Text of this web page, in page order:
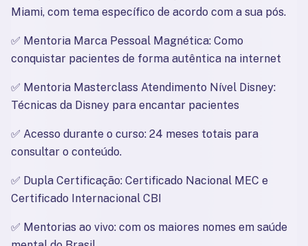
Miami, com tema específico de acordo com a sua pós.
✅ Mentoria Marca Pessoal Magnética: Como
conquistar pacientes de forma autêntica na internet
✅ Mentoria Masterclass Atendimento Nível Disney:
Técnicas da Disney para encantar pacientes
✅ Acesso durante o curso: 24 meses totais para
consultar o conteúdo.
✅ Dupla Certificação: Certificado Nacional MEC e
Certificado Internacional CBI
✅ Mentorias ao vivo: com os maiores nomes em saúde